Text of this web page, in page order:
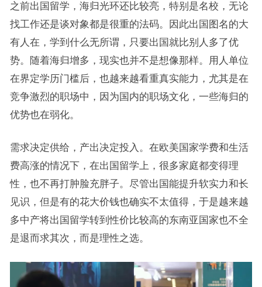
之前出国留学，海归光环还比较亮，特别是名校，无论
找工作还是谈对象都是很重的法码。因此出国图名的大
有人在，学到什么无所谓，只要出国就比别人多了优
势。随着海归增多，现实也并不是想像那样。用人单位
在界定学历门槛后，也越来越看重真实能力，尤其是在
竞争激烈的职场中，因为国内的职场文化，一些海归的
优势也在弱化。
需求决定供给，产出决定投入。在欧美国家学费和生活
费高涨的情况下，在出国留学上，很多家庭都变得理
性，也不再打肿脸充胖子。尽管出国能提升软实力和长
见识，但是有的花大价钱也确实不太值得，于是越来越
多中产将出国留学转到性价比较高的东南亚国家也不全
是退而求其次，而是理性之选。